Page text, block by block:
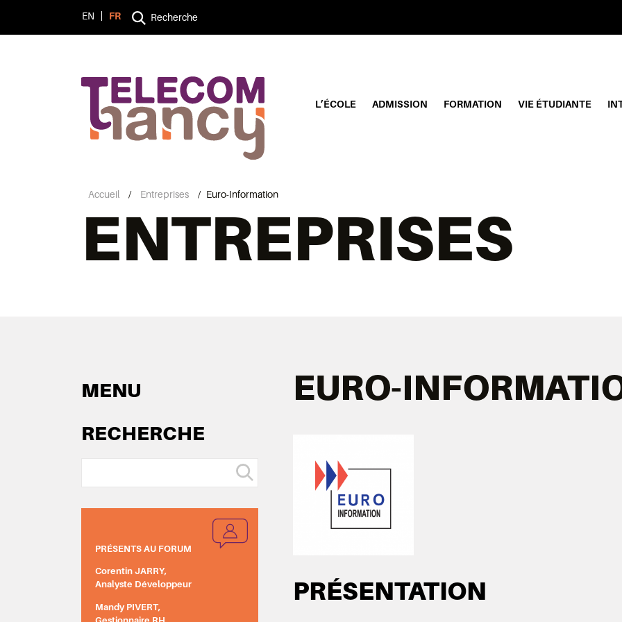
EN FR Recherche
L’ÉCOLE ADMISSION FORMATION VIE ÉTUDIANTE
Accueil / Entreprises / Euro-Information
ENTREPRISES
MENU
RECHERCHE
PRÉSENTS AU FORUM
Corentin JARRY,
Analyste Développeur
Mandy PIVERT,
EURO-
PRÉSENTATION